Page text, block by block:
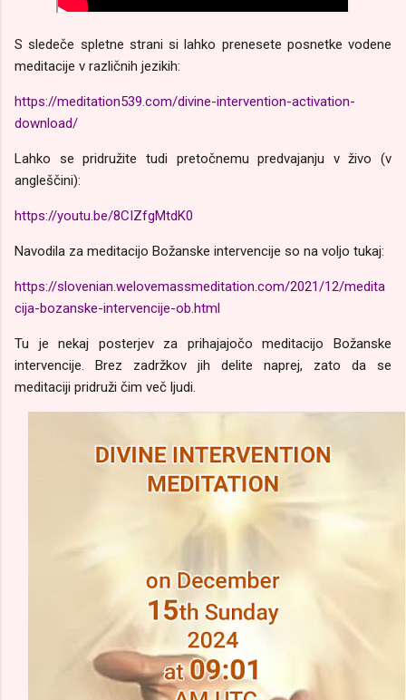
S sledeče spletne strani si lahko prenesete posnetke vodene
meditacije v različnih jezikih:
https://meditation539.com/divine-intervention-activation-
download/
Lahko se pridružite tudi pretočnemu predvajanju v živo (v
angleščini):
https://youtu.be/8CIZfgMtdK0
Navodila za meditacijo Božanske intervencije so na voljo tukaj:
https://slovenian.welovemassmeditation.com/2021/12/medita
cija-bozanske-intervencije-ob.html
Tu je nekaj posterjev za prihajajočo meditacijo Božanske
intervencije. Brez zadržkov jih delite naprej, zato da se
meditaciji pridruži čim več ljudi.